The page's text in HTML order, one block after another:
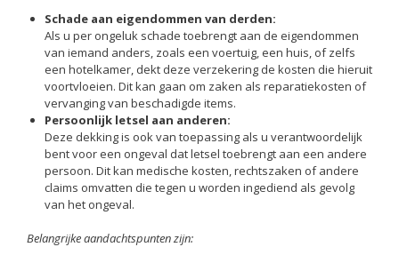
Schade aan eigendommen van derden:
Als u per ongeluk schade toebrengt aan de eigendommen
van iemand anders, zoals een voertuig, een huis, of zelfs
een hotelkamer, dekt deze verzekering de kosten die hieruit
voortvloeien. Dit kan gaan om zaken als reparatiekosten of
vervanging van beschadigde items.
Persoonlijk letsel aan anderen:
Deze dekking is ook van toepassing als u verantwoordelijk
bent voor een ongeval dat letsel toebrengt aan een andere
persoon. Dit kan medische kosten, rechtszaken of andere
claims omvatten die tegen u worden ingediend als gevolg
van het ongeval.
Belangrijke aandachtspunten zijn: